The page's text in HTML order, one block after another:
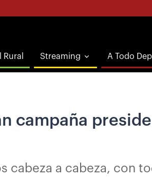
Rural Streaming A Todo
campaña
cabeza a cabeza, con